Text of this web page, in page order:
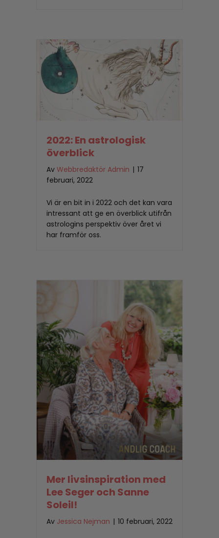
2022: En astrologisk
överblick
Av Webbredaktör Admin | 17
februari, 2022
Vi är en bit in i 2022 och det kan vara
intressant att ge en överblick utifrån
astrologins perspektiv över året vi
har framför oss.
Mer livsinspiration med
Lee Seger och Sanne
Soleil!
Av Jessica Nejman | 10 februari, 2022